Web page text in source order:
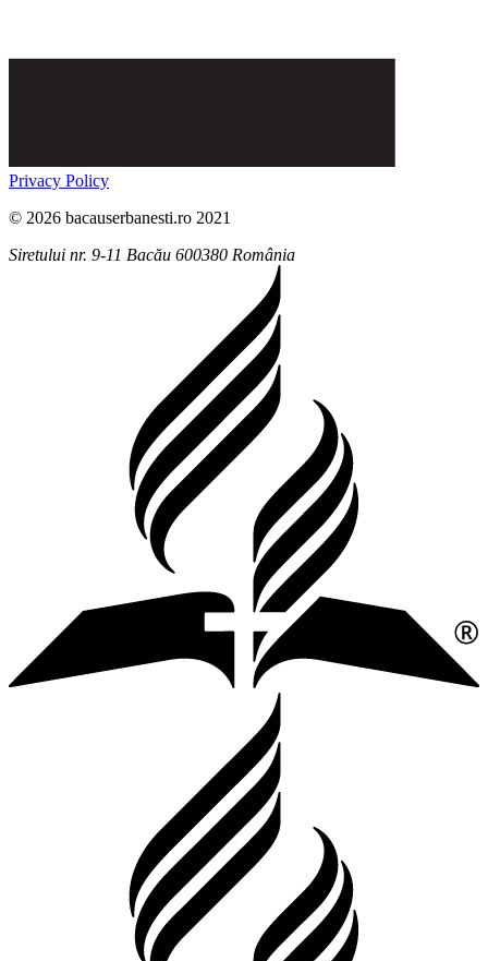
Privacy Policy
© 2026 bacauserbanesti.ro 2021
Siretului nr. 9-11 Bacău 600380 România